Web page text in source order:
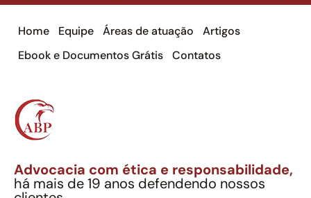
Home Equipe Áreas de atuação
Artigos
Ebook e Documentos Grátis
Contatos
Advocacia com ética e responsabilidade,
há mais de 19 anos defendendo nossos